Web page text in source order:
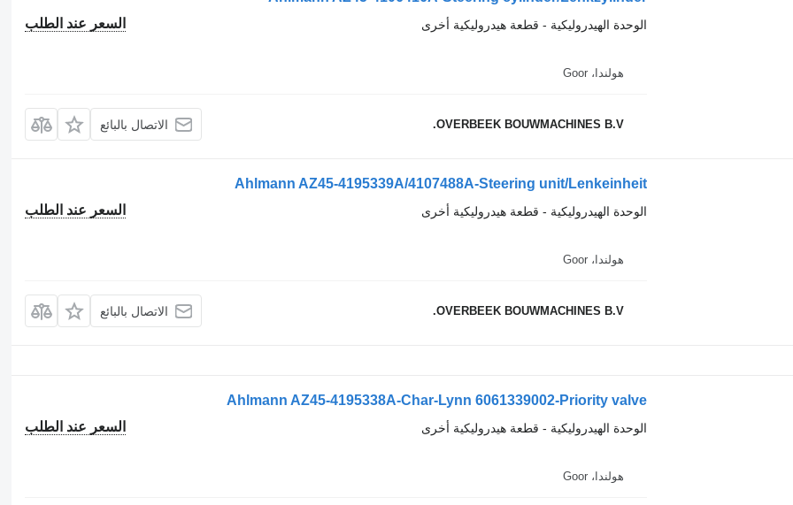
السعر عند الطلب
الوحدة الهيدروليكية - قطعة هيدروليكية أخرى
هولندا، Goor
OVERBEEK BOUWMACHINES B.V. الاتصال بالبائع
Ahlmann AZ45-4195339A/4107488A-Steering unit/Lenkeinheit
السعر عند الطلب
الوحدة الهيدروليكية - قطعة هيدروليكية أخرى
هولندا، Goor
OVERBEEK BOUWMACHINES B.V. الاتصال بالبائع
Ahlmann AZ45-4195338A-Char-Lynn 6061339002-Priority valve
السعر عند الطلب
الوحدة الهيدروليكية - قطعة هيدروليكية أخرى
هولندا، Goor